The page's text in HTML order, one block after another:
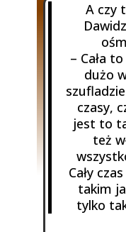
A czy
– Cała
dużo
czasy,
jest to
też
Cały
takim
tylko